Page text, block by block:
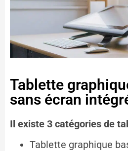
Tablette
sans écran
Il existe 3 catégories de
Tablette graphique